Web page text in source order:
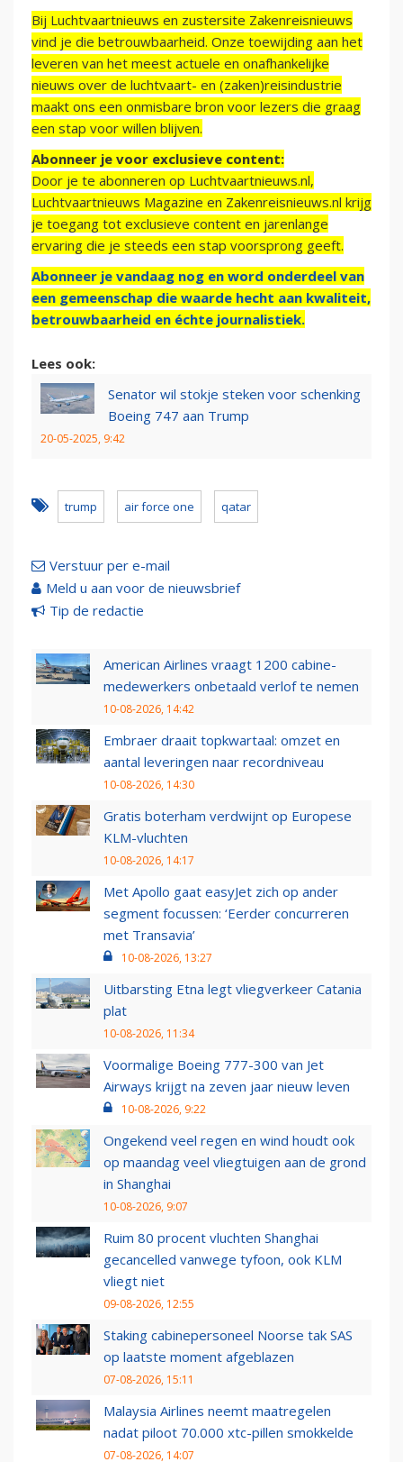
Bij Luchtvaartnieuws en zustersite Zakenreisnieuws
vind je die betrouwbaarheid. Onze toewijding aan het
leveren van het meest actuele en onafhankelijke
nieuws over de luchtvaart- en (zaken)reisindustrie
maakt ons een onmisbare bron voor lezers die graag
een stap voor willen blijven.
Abonneer je voor exclusieve content:
Door je te abonneren op Luchtvaartnieuws.nl,
Luchtvaartnieuws Magazine en Zakenreisnieuws.nl krijg
je toegang tot exclusieve content en jarenlange
ervaring die je steeds een stap voorsprong geeft.
Abonneer je vandaag nog en word onderdeel van
een gemeenschap die waarde hecht aan kwaliteit,
betrouwbaarheid en échte journalistiek.
Lees ook:
Senator wil stokje steken voor schenking
Boeing 747 aan Trump
20-05-2025, 9:42
trump air force one qatar
Verstuur per e-mail
Meld u aan voor de nieuwsbrief
Tip de redactie
American Airlines vraagt 1200 cabine-
medewerkers onbetaald verlof te nemen
10-08-2026, 14:42
Embraer draait topkwartaal: omzet en
aantal leveringen naar recordniveau
10-08-2026, 14:30
Gratis boterham verdwijnt op Europese
KLM-vluchten
10-08-2026, 14:17
Met Apollo gaat easyJet zich op ander
segment focussen: ‘Eerder concurreren
met Transavia’
10-08-2026, 13:27
Uitbarsting Etna legt vliegverkeer Catania
plat
10-08-2026, 11:34
Voormalige Boeing 777-300 van Jet
Airways krijgt na zeven jaar nieuw leven
10-08-2026, 9:22
Ongekend veel regen en wind houdt ook
op maandag veel vliegtuigen aan de grond
in Shanghai
10-08-2026, 9:07
Ruim 80 procent vluchten Shanghai
gecancelled vanwege tyfoon, ook KLM
vliegt niet
09-08-2026, 12:55
Staking cabinepersoneel Noorse tak SAS
op laatste moment afgeblazen
07-08-2026, 15:11
Malaysia Airlines neemt maatregelen
nadat piloot 70.000 xtc-pillen smokkelde
07-08-2026, 14:07